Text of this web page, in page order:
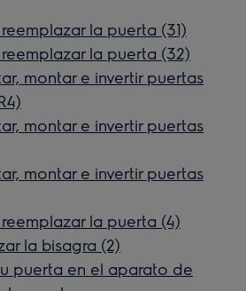
la puerta (31)
la puerta (32)
montar e invertir puertas
montar e invertir puertas
montar e invertir puertas
la puerta (4)
la bisagra (2)
puerta en el aparato de